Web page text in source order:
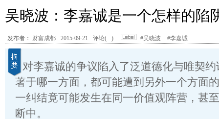
吴晓波：李嘉诚是一个怎样的陷
发布者： 财富成都 2015-09-21 评论( ) #吴晓波 #李嘉诚
对李嘉诚的争议陷入了泛道德化与唯契
著于哪一方面，都可能遭到另外一个方面
一纠结竟可能发生在同一价值观阵营，甚
断中。